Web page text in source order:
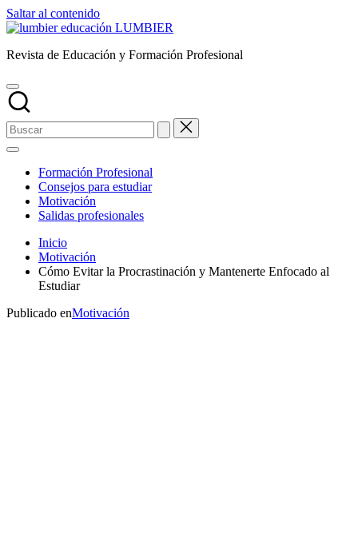
Saltar al contenido
LUMBIER
Revista de Educación y Formación Profesional
Formación Profesional
Consejos para estudiar
Motivación
Salidas profesionales
Inicio
Motivación
Cómo Evitar la Procrastinación y Mantenerte Enfocado al
Estudiar
Publicado enMotivación